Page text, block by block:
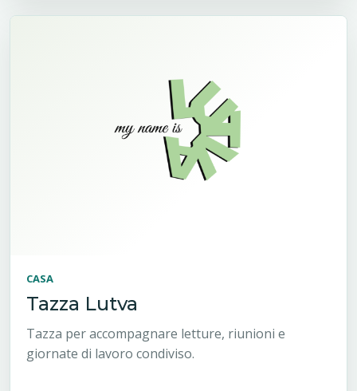
CASA
Tazza Lutva
Tazza per accompagnare letture, riunioni e
giornate di lavoro condiviso.